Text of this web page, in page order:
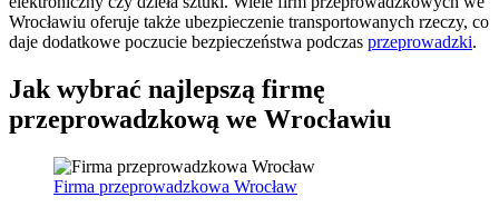
Wrocławiu oferuje także ubezpieczenie transportowanych rzeczy, co
daje dodatkowe poczucie bezpieczeństwa podczas przeprowadzki.
Jak wybrać najlepszą firmę
przeprowadzkową we Wrocławiu
Firma przeprowadzkowa Wrocław